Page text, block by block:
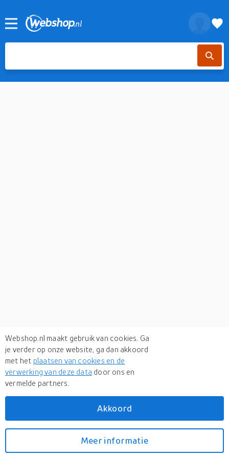
gerelateerde categorieën
Mode accessoires
Webshop.nl maakt gebruik van cookies. Ga
je verder op onze website, ga dan akkoord
met het plaatsen van cookies en de
verwerking van deze data door ons en
vermelde partners.
Akkoord
Meer informatie